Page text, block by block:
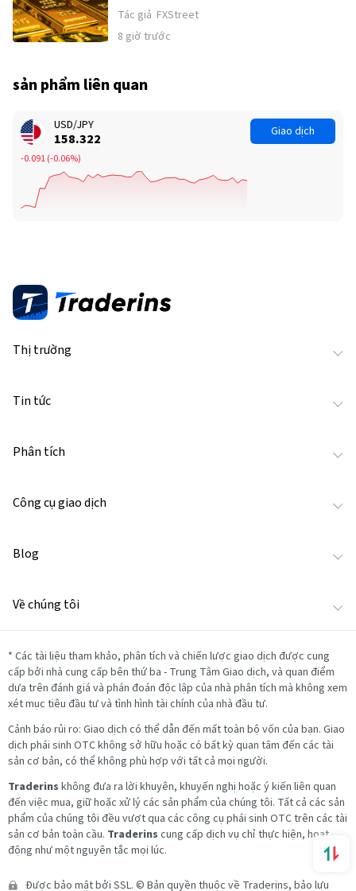
đây khi sức mạnh của USD và kỳ vọng
Fed tăng lãi suất kìm hãm đà tăng
trước thềm công bố Bảng lương phi
Tác giả FXStreet
8 giờ trước
sản phẩm liên quan
USD/JPY
158.322
-0.091(-0.06%)
Giao dịch
Thị trường
Tin tức
Phân tích
Công cụ giao dịch
Blog
Về chúng tôi
* Các tài liệu tham khảo, phân tích và chiến lược giao dịch được cung
cấp bởi nhà cung cấp bên thứ ba - Trung Tâm Giao dịch, và quan điểm
dựa trên đánh giá và phán đoán độc lập của nhà phân tích mà không xem
xét mục tiêu đầu tư và tình hình tài chính của nhà đầu tư.
Cảnh báo rủi ro: Giao dịch có thể dẫn đến mất toàn bộ vốn của bạn. Giao
dịch phái sinh OTC không sở hữu hoặc có bất kỳ quan tâm đến các tài
sản cơ bản, có thể không phù hợp với tất cả mọi người.
Traderins không đưa ra lời khuyên, khuyến nghị hoặc ý kiến liên quan
đến việc mua, giữ hoặc xử lý các sản phẩm của chúng tôi. Tất cả các sản
phẩm của chúng tôi đều vượt qua các công cụ phái sinh OTC trên các tài
sản cơ bản toàn cầu. Traderins cung cấp dịch vụ chỉ thực hiện, hoạt
động như một nguyên tắc mọi lúc.
Được bảo mật bởi SSL. © Bản quyền thuộc về Traderins, bảo lưu